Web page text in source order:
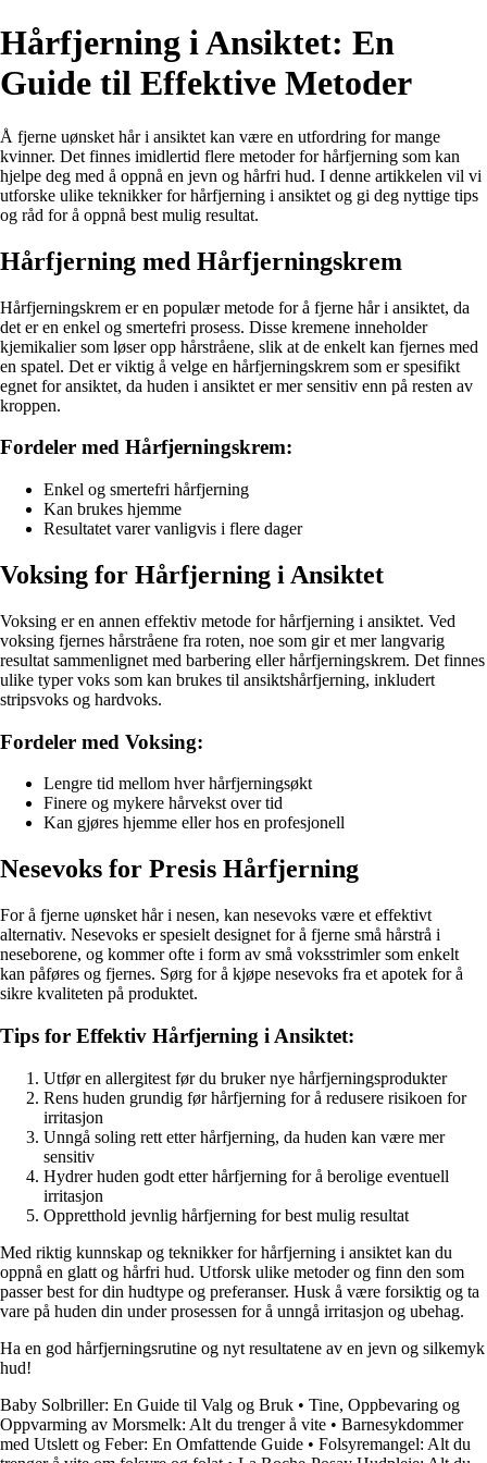
Hårfjerning i Ansiktet: En
Guide til Effektive Metoder
Å fjerne uønsket hår i ansiktet kan være en utfordring for mange
kvinner. Det finnes imidlertid flere metoder for hårfjerning som kan
hjelpe deg med å oppnå en jevn og hårfri hud. I denne artikkelen vil vi
utforske ulike teknikker for hårfjerning i ansiktet og gi deg nyttige tips
og råd for å oppnå best mulig resultat.
Hårfjerning med Hårfjerningskrem
Hårfjerningskrem er en populær metode for å fjerne hår i ansiktet, da
det er en enkel og smertefri prosess. Disse kremene inneholder
kjemikalier som løser opp hårstråene, slik at de enkelt kan fjernes med
en spatel. Det er viktig å velge en hårfjerningskrem som er spesifikt
egnet for ansiktet, da huden i ansiktet er mer sensitiv enn på resten av
kroppen.
Fordeler med Hårfjerningskrem:
Enkel og smertefri hårfjerning
Kan brukes hjemme
Resultatet varer vanligvis i flere dager
Voksing for Hårfjerning i Ansiktet
Voksing er en annen effektiv metode for hårfjerning i ansiktet. Ved
voksing fjernes hårstråene fra roten, noe som gir et mer langvarig
resultat sammenlignet med barbering eller hårfjerningskrem. Det finnes
ulike typer voks som kan brukes til ansiktshårfjerning, inkludert
stripsvoks og hardvoks.
Fordeler med Voksing:
Lengre tid mellom hver hårfjerningsøkt
Finere og mykere hårvekst over tid
Kan gjøres hjemme eller hos en profesjonell
Nesevoks for Presis Hårfjerning
For å fjerne uønsket hår i nesen, kan nesevoks være et effektivt
alternativ. Nesevoks er spesielt designet for å fjerne små hårstrå i
neseborene, og kommer ofte i form av små voksstrimler som enkelt
kan påføres og fjernes. Sørg for å kjøpe nesevoks fra et apotek for å
sikre kvaliteten på produktet.
Tips for Effektiv Hårfjerning i Ansiktet:
Utfør en allergitest før du bruker nye hårfjerningsprodukter
Rens huden grundig før hårfjerning for å redusere risikoen for
irritasjon
Unngå soling rett etter hårfjerning, da huden kan være mer
sensitiv
Hydrer huden godt etter hårfjerning for å berolige eventuell
irritasjon
Oppretthold jevnlig hårfjerning for best mulig resultat
Med riktig kunnskap og teknikker for hårfjerning i ansiktet kan du
oppnå en glatt og hårfri hud. Utforsk ulike metoder og finn den som
passer best for din hudtype og preferanser. Husk å være forsiktig og ta
vare på huden din under prosessen for å unngå irritasjon og ubehag.
Ha en god hårfjerningsrutine og nyt resultatene av en jevn og silkemyk
hud!
Baby Solbriller: En Guide til Valg og Bruk • Tine, Oppbevaring og
Oppvarming av Morsmelk: Alt du trenger å vite • Barnesykdommer
med Utslett og Feber: En Omfattende Guide • Folsyremangel: Alt du